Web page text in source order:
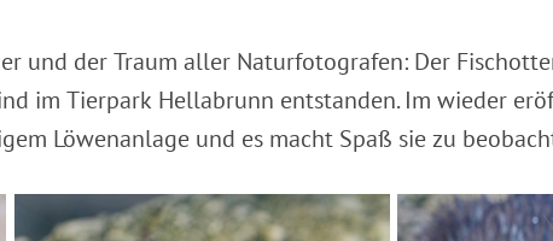
und der Traum aller Naturfotografen: Der
im Tierpark Hellabrunn entstanden. Im wieder
Löwenanlage und es macht Spaß sie zu